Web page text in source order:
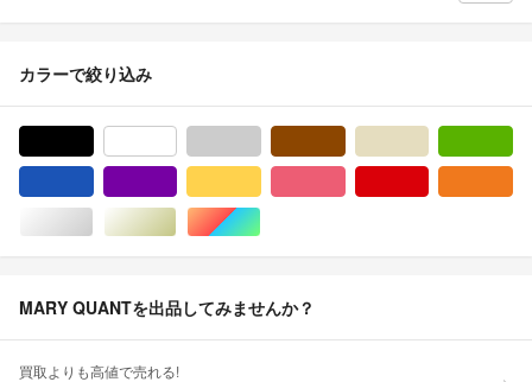
カラーで絞り込み
シルバー/銀色系ゴールド/金色系マルチカラー
MARY QUANTを出品してみませんか？
買取よりも高値で売れる!